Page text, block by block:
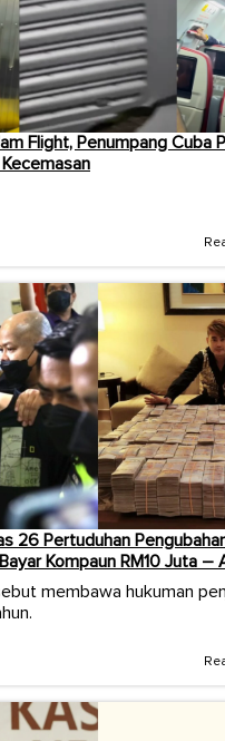
Flight, Penumpang Cuba
26 Pertuduhan
Kompaun RM10 Juta –
membawa hukuman